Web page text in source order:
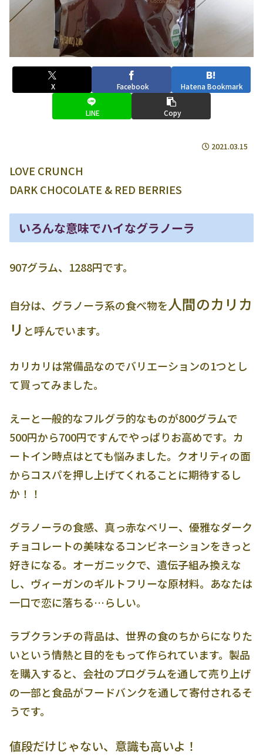
X Facebook Hatena Bookmark
LINE Copy
2021.03.15
LOVE CRUNCH
DARK CHOCOLATE & RED BERRIES
いろんな意味でハイなグラノーラ
907グラム、1288円です。
自分は、グラノーラ系の食べ物を人間のカリカ
リ と呼んでいます。
カリカリは常備品なのでバリエーションの1つとし
て買ってみました。
えーと一般的なフルグラ的なものが800グラムで
500円から700円ですんでやっぱりお高めです。カ
ートイン時点はとても悩みました。クオリティの面
からコスパを押し上げてくれることに期待するし
か！！
グラノーラの食感、真っ赤なベリー、優雅なダーク
チョコレートの美味なるコンビネーションをきっと
好きになる。オーガニックで、遺伝子組み換えな
し、ヴィーガンのギルトフリーな原材料。あなたは
一口で恋に落ちる…らしい。
ラブクランチの背品は、世界の食のちからになりた
いという情熱と目的をもって作られています。製品
を購入すると、会社のプログラムを通して売り上げ
の一部と食品がフードバンクを通して寄付されるそ
うです。
値段だけじゃない、意識も高いよ！